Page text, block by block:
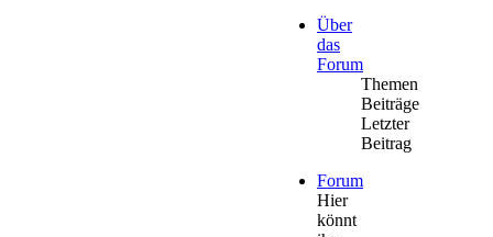
Über
das
Forum
Themen
Beiträge
Letzter
Beitrag
Forum
Hier
könnt